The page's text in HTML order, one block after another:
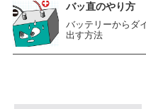
バッ直のやり方
バッテリーからダ
出す方法